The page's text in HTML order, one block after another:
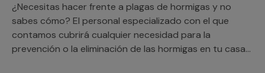
¿Necesitas hacer frente a plagas de hormigas y no
sabes cómo? El personal especializado con el que
contamos cubrirá cualquier necesidad para la
prevención o la eliminación de las hormigas en tu casa